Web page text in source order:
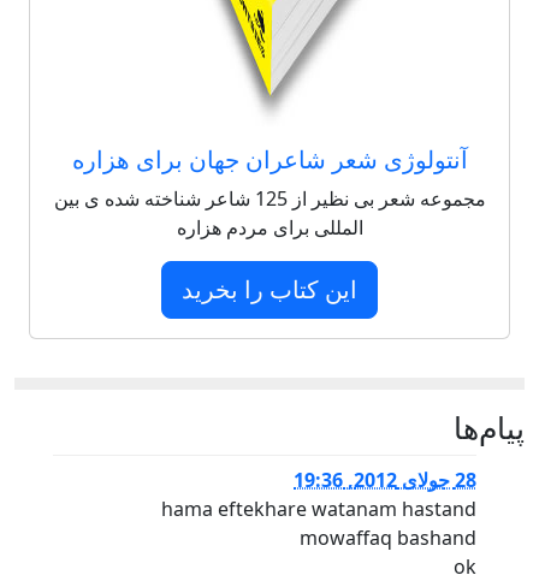
آنتولوژی شعر شاعران جهان برای هزاره
مجموعه شعر بی نظیر از 125 شاعر شناخته شده ی بین
المللی برای مردم هزاره
این کتاب را بخرید
پيام‌ها
28 جولای 2012, 19:36
hama eftekhare watanam hastand
mowaffaq bashand
ok